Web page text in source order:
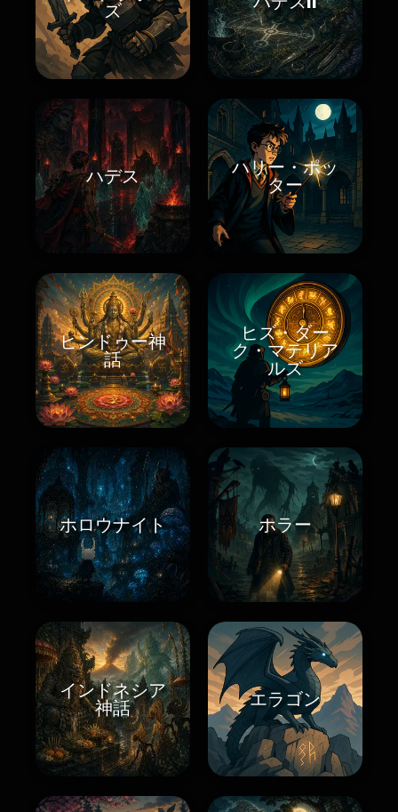
ズ
ハデス
ハリー・ポッ
ター
ヒンドゥー神
話
ヒズ・ダー
ク・マテリア
ルズ
ホロウナイト ホラー
インドネシア
神話
エラゴン